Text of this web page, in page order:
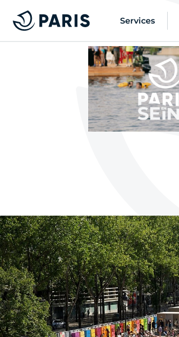
Services